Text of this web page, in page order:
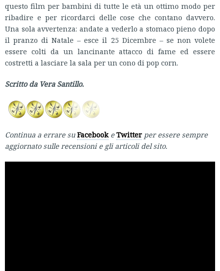
questo film per bambini di tutte le età un ottimo modo per
ribadire e per ricordarci delle cose che contano davvero.
Una sola avvertenza: andate a vederlo a stomaco pieno dopo
il pranzo di Natale – esce il 25 Dicembre – se non volete
essere colti da un lancinante attacco di fame ed essere
costretti a lasciare la sala per un cono di pop corn.
Scritto da Vera Santillo.
Continua a errare suFacebookeTwitter per essere sempre
aggiornato sulle recensioni e gli articoli del sito.